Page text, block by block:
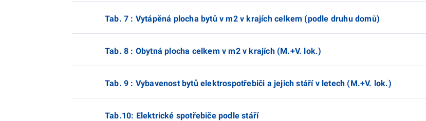
Tab. 7 : Vytápěná plocha bytů v m2 v krajích celkem (podle druhu domů)
Tab. 8 : Obytná plocha celkem v m2 v krajích (M.+V. lok.)
Tab. 9 : Vybavenost bytů elektrospotřebiči a jejich stáří v letech (M.+V. lok.)
Tab.10: Elektrické spotřebiče podle stáří